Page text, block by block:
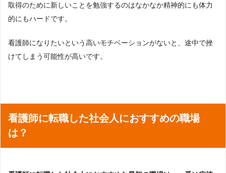
取得のために新しいことを勉強するのはなかなか精神的にも体力
的にもハードです。
看護師になりたいという高いモチベーションがないと、途中で挫
けてしまう可能性が高いです。
看護師に転職した社会人におすすめの職場
は？